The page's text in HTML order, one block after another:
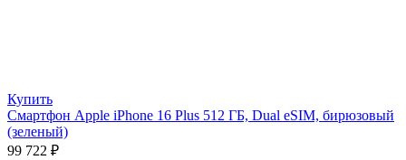
Купить
Смартфон Apple iPhone 16 Plus 512 ГБ, Dual eSIM, бирюзовый
(зеленый)
99 722 ₽